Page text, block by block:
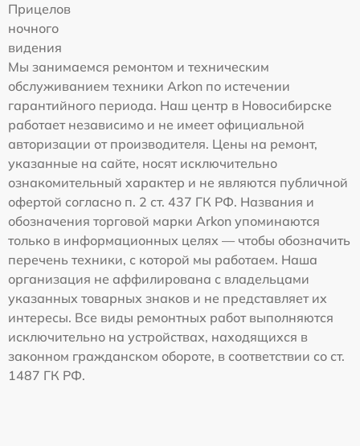
Прицелов
ночного
видения
Мы занимаемся ремонтом и техническим
обслуживанием техники Arkon по истечении
гарантийного периода. Наш центр в Новосибирске
работает независимо и не имеет официальной
авторизации от производителя. Цены на ремонт,
указанные на сайте, носят исключительно
ознакомительный характер и не являются публичной
офертой согласно п. 2 ст. 437 ГК РФ. Названия и
обозначения торговой марки Arkon упоминаются
только в информационных целях — чтобы обозначить
перечень техники, с которой мы работаем. Наша
организация не аффилирована с владельцами
указанных товарных знаков и не представляет их
интересы. Все виды ремонтных работ выполняются
исключительно на устройствах, находящихся в
законном гражданском обороте, в соответствии со ст.
1487 ГК РФ.